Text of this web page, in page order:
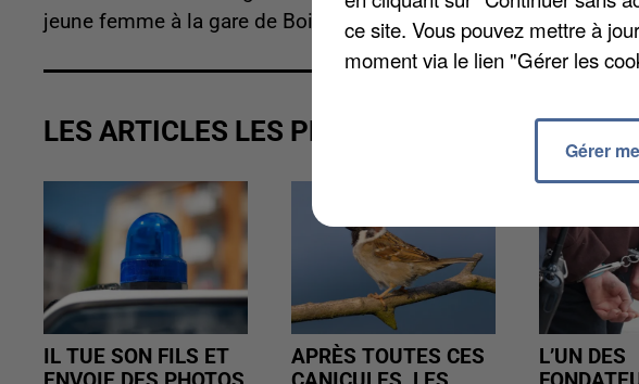
jeune femme à la gare de Boissise-le-Roi en décembre 2014.
LES ARTICLES LES PLUS VUS
IL TUE SON FILS ET
APRÈS TOUTES CES
L’UN DES
ce site. Vous pouvez mettre à
moment via le lien "Gérer les
Gérer